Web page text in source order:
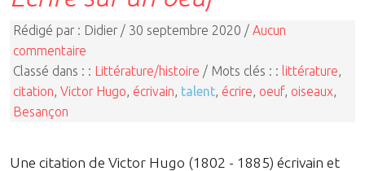
Rédigé par : Didier / 30 septembre 2020 / Aucun
commentaire
Classé dans : : Littérature/histoire / Mots clés : : littérature
citation Victor Hugo écrivain talent écrire oeuf, oiseaux
Besançon
Une citation de Victor Hugo (1802 - 1885) écrivain et